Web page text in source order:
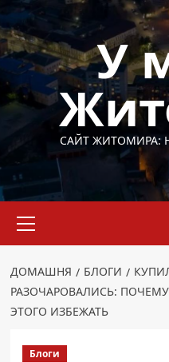
Перейти
до
вмісту
У
САЙТ ЖИТОМИРА:
меню
ДОМАШНЯ БЛОГИ
РАЗОЧАРОВАЛИСЬ:
ЭТОГО ИЗБЕЖАТЬ
Блоги